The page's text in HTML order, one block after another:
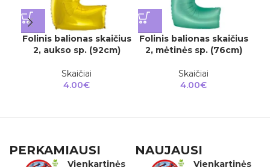
Folinis balionas skaičius
2, aukso sp. (92cm)
Skaičiai
4.00€
Folinis balionas skaičius
2, mėtinės sp. (76cm)
Skaičiai
4.00€
PERKAMIAUSI
Vienkartinės
NAUJAUSI
Vienkartinės